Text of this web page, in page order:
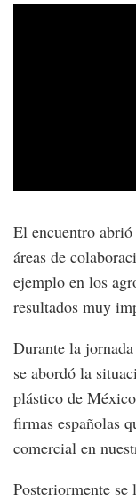
El encuentro
áreas de
ejemplo en los
resultados muy
Durante la
se abordó la
plástico de
firmas españolas
comercial en
Posteriormente se